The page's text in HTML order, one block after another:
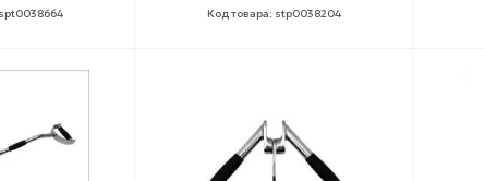
Код товара: stp0038204